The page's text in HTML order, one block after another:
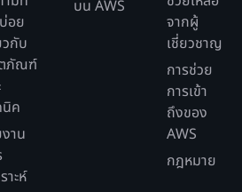
อย
วกับ
ภัณฑ์
นิค
าน
าะห์
บน AWS
จากผู้
เชี่ยวชาญ
การช่วย
การเข้า
ถึงของ
AWS
กฎหมาย